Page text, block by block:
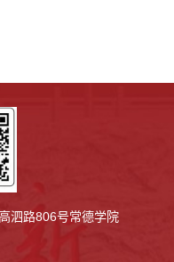
泗路806号常德学院